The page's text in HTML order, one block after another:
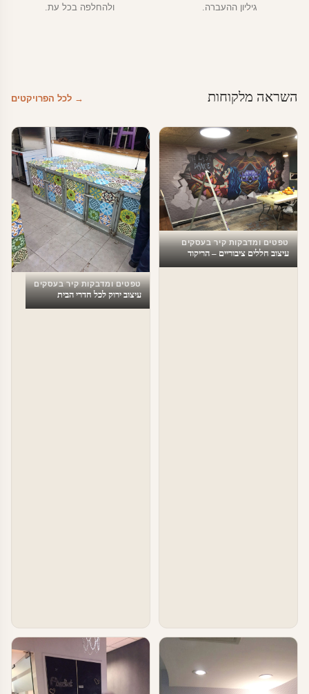
גיליון ההעברה.
ולהחלפה בכל עת.
השראה מלקוחות → לכל הפרויקטים
טפטים ומדבקות קיר בעסקים
עיצוב חללים ציבוריים – הריקוד
האחרון
טפטים ומדבקות קיר בעסקים
עיצוב ירוק לכל חדרי הבית